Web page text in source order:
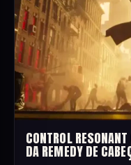
CONTROL
DA REMEDY DE